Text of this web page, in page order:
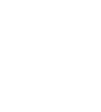
a favoritos